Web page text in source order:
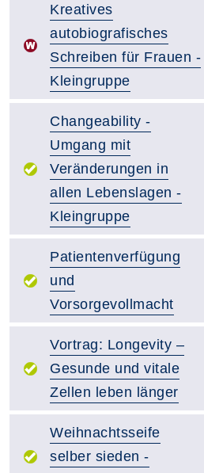
Kreatives
autobiografisches
Schreiben für Frauen -
Kleingruppe
Changeability -
Umgang mit
Veränderungen in
allen Lebenslagen -
Kleingruppe
Patientenverfügung
und
Vorsorgevollmacht
Vortrag: Longevity –
Gesunde und vitale
Zellen leben länger
Weihnachtsseife
selber sieden -